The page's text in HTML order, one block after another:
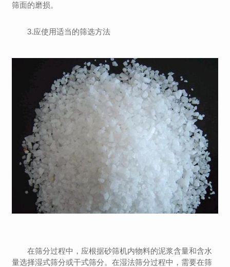
筛面的磨损。
3.应使用适当的筛选方法
在筛分过程中，应根据砂筛机内物料的泥浆含量和含水
量选择湿式筛分或干式筛分。在湿法筛分过程中，需要在筛